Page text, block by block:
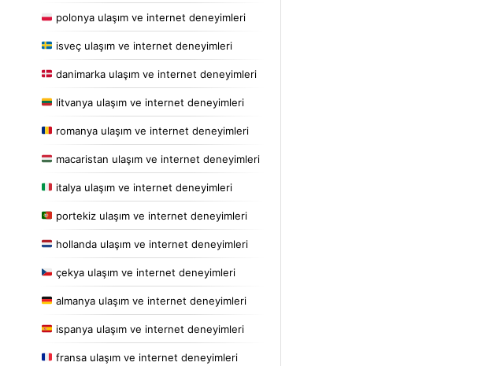
polonya ulaşım ve internet deneyimleri
isveç ulaşım ve internet deneyimleri
danimarka ulaşım ve internet deneyimleri
litvanya ulaşım ve internet deneyimleri
romanya ulaşım ve internet deneyimleri
macaristan ulaşım ve internet deneyimleri
italya ulaşım ve internet deneyimleri
portekiz ulaşım ve internet deneyimleri
hollanda ulaşım ve internet deneyimleri
çekya ulaşım ve internet deneyimleri
almanya ulaşım ve internet deneyimleri
ispanya ulaşım ve internet deneyimleri
fransa ulaşım ve internet deneyimleri